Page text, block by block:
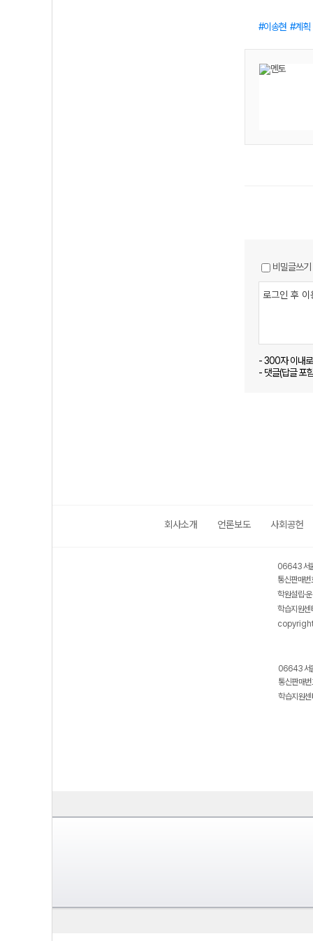
이송현 계획
비밀글쓰기
- 300자 이내
- 댓글(답글 포
회사소개 언론보도 사회공헌
06643 서
통신판매
학원설립·
학습지원
06643 서
통신판매
학습지원